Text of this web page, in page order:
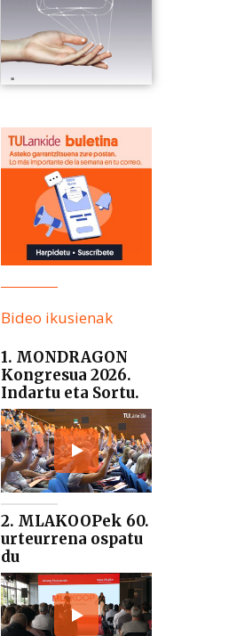
Bideo ikusienak
1. MONDRAGON
Kongresua 2026.
Indartu eta Sortu.
2. MLAKOOPek 60.
urteurrena ospatu
du